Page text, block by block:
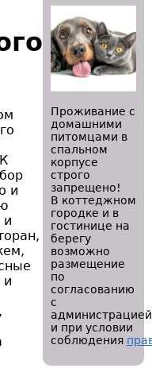
и
и
и
Проживание с
домашними
питомцами в
спальном
корпусе
строго
запрещено!
В коттеджном
городке и в
гостинице на
берегу
возможно
размещение
по
согласованию
с
администрацией
и при условии
соблюдения